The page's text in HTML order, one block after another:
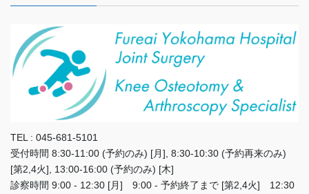
TEL : 045-681-5101
受付時間 8:30-11:00 (予約のみ) [月], 8:30-10:30 (予約再来のみ)
[第2,4火], 13:00-16:00 (予約のみ) [木]
診察時間 9:00 - 12:30 [月] 9:00 - 予約終了まで [第2,4火] 12:30